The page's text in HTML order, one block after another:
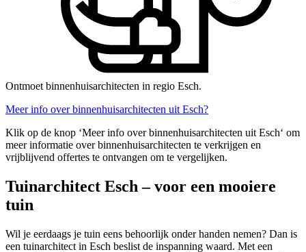
Ontmoet binnenhuisarchitecten in regio Esch.
Meer info over binnenhuisarchitecten uit Esch?
Klik op de knop ‘Meer info over binnenhuisarchitecten uit Esch‘ om
meer informatie over binnenhuisarchitecten te verkrijgen en
vrijblijvend offertes te ontvangen om te vergelijken.
Tuinarchitect Esch – voor een mooiere
tuin
Wil je eerdaags je tuin eens behoorlijk onder handen nemen? Dan is
een tuinarchitect in Esch beslist de inspanning waard. Met een